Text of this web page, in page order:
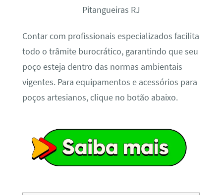
Contar com profissionais especializados facilita
todo o trâmite burocrático, garantindo que seu
poço esteja dentro das normas ambientais
vigentes. Para equipamentos e acessórios para
poços artesianos, clique no botão abaixo.